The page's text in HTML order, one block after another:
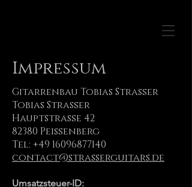
Impressum
Gitarrenbau Tobias Straßer
Tobias Straßer
Hauptstraße 42
82380 Peißenberg
Tel: +49 16096877140
contact@strasserguitars.de
Umsatzsteuer-ID: